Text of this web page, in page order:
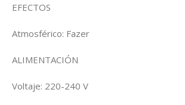
EFECTOS
Atmosférico: Fazer
ALIMENTACIÓN
Voltaje: 220-240 V